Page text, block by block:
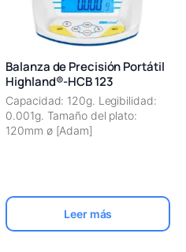
Balanza de Precisión Portátil
Highland®-HCB 123
Capacidad: 120g. Legibilidad:
0.001g. Tamaño del plato:
120mm ø [Adam]
Leer más